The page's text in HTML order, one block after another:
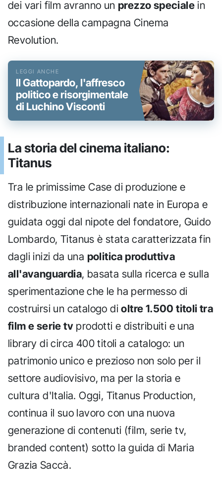
dei vari film avranno un prezzo speciale in
occasione della campagna Cinema
Revolution.
Il Gattopardo, l'affresco
politico e risorgimentale
di Luchino Visconti
La storia del cinema italiano:
Titanus
Tra le primissime Case di produzione e
distribuzione internazionali nate in Europa e
guidata oggi dal nipote del fondatore, Guido
Lombardo, Titanus è stata caratterizzata fin
dagli inizi da una politica produttiva
all'avanguardia, basata sulla ricerca e sulla
sperimentazione che le ha permesso di
costruirsi un catalogo dioltre 1.500 titoli tra
film e serie tv prodotti e distribuiti e una
library di circa 400 titoli a catalogo: un
patrimonio unico e prezioso non solo per il
settore audiovisivo, ma per la storia e
cultura d'Italia. Oggi, Titanus Production,
continua il suo lavoro con una nuova
generazione di contenuti (film, serie tv,
branded content) sotto la guida di Maria
Grazia Saccà.